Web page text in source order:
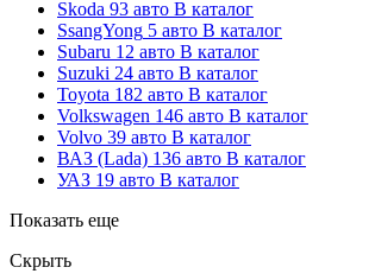
Skoda 93 авто В каталог
SsangYong 5 авто В каталог
Subaru 12 авто В каталог
Suzuki 24 авто В каталог
Toyota 182 авто В каталог
Volkswagen 146 авто В каталог
Volvo 39 авто В каталог
ВАЗ (Lada) 136 авто В каталог
УАЗ 19 авто В каталог
Показать еще
Скрыть